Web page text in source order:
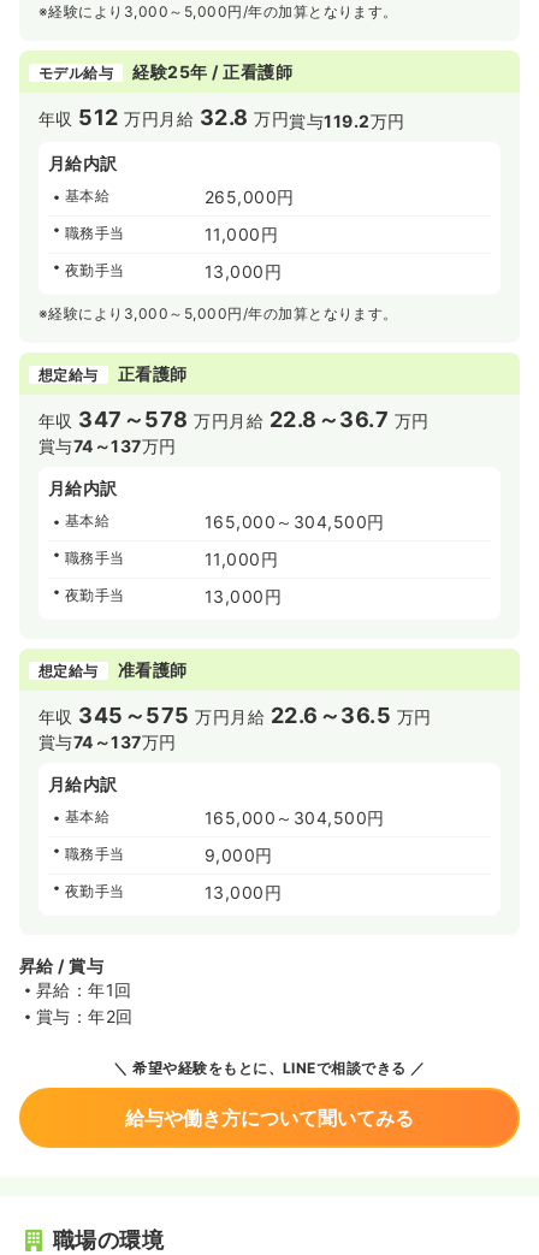
※経験により3,000～5,000円/年の加算となります。
モデル給与 経験25年 / 正看護師
年収 512 万円 月給 32.8 万円賞与119.2万円
月給内訳
基本給 265,000円
職務手当 11,000円
夜勤手当 13,000円
※経験により3,000～5,000円/年の加算となります。
想定給与 正看護師
年収 347～578 万円 月給 22.8～36.7 万円
賞与74～137万円
月給内訳
基本給 165,000～304,500円
職務手当 11,000円
夜勤手当 13,000円
想定給与 准看護師
年収 345～575 万円 月給 22.6～36.5 万円
賞与74～137万円
月給内訳
基本給 165,000～304,500円
職務手当 9,000円
夜勤手当 13,000円
昇給 / 賞与
昇給：年1回
賞与：年2回
希望や経験をもとに、LINEで相談できる
給与や働き方について聞いてみる
職場の環境